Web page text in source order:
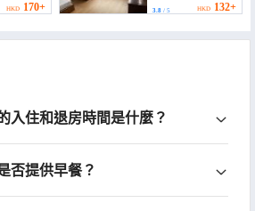
HKD 170+ 3.8/ 5 HKD 132+
入住和退房時間是什麼？
否提供早餐？